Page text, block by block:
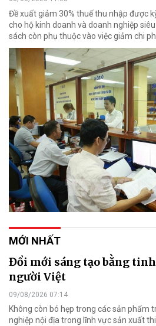
Đề xuất giảm 30% thuế thu nhập được
cho hộ kinh doanh và doanh nghiệp
sách còn phụ thuộc vào việc giảm chi
MỚI NHẤT
Đổi mới sáng tạo bằng
người Việt
09/08/2026 07:14
Không còn bó hẹp trong các sản phẩm
nghiệp nội địa trong lĩnh vực sản xuất